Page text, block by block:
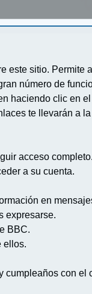
este sitio.
número de
haciendo clic en
te llevarán a
acceso completo.
a su cuenta.
en
expresarse.
BBC.
ellos.
cumpleaños con el